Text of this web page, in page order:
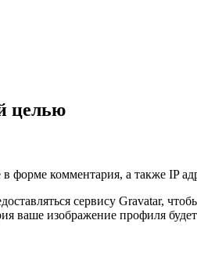
целью
комментария, а также IP
сервису Gravatar,
ваше изображение профиля